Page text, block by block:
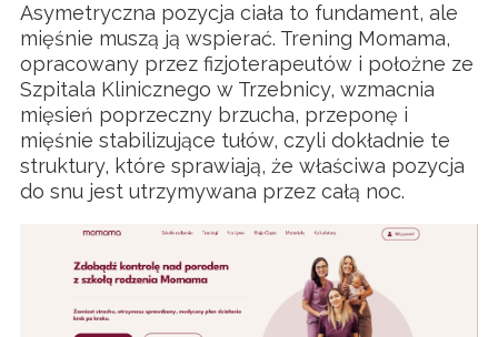
Asymetryczna pozycja ciała to fundament, ale
mięśnie muszą ją wspierać. Trening Momama,
opracowany przez fizjoterapeutów i położne ze
Szpitala Klinicznego w Trzebnicy, wzmacnia
mięsień poprzeczny brzucha, przeponę i
mięśnie stabilizujące tułów, czyli dokładnie te
struktury, które sprawiają, że właściwa pozycja
do snu jest utrzymywana przez całą noc.